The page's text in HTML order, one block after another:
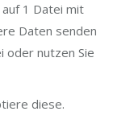
1 Datei mit
Daten senden
oder nutzen Sie
diese.